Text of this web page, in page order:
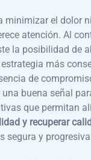
minimizar el dolor
atención. Al
la posibilidad de
más
de
una buena señal
que permitan
y recuperar
segura y